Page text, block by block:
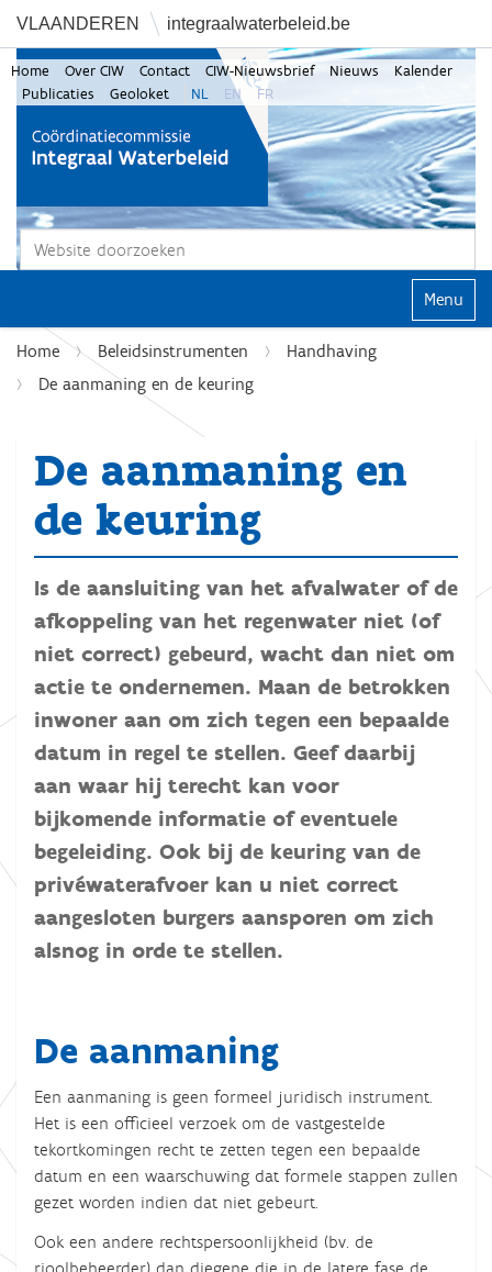
VLAANDEREN integraalwaterbeleid.be
Zoek
Home Over CIW Contact CIW-Nieuwsbrief Nieuws
Kalender
Publicaties
Geoloket NL EN FR
Klap
Home Beleidsinstrumenten
Handhaving
De aanmaning en de keuring
De aanmaning en
de keuring
Is de aansluiting van het afvalwater of de
afkoppeling van het regenwater niet (of
niet correct) gebeurd, wacht dan niet om
actie te ondernemen. Maan de betrokken
inwoner aan om zich tegen een bepaalde
datum in regel te stellen. Geef daarbij
aan waar hij terecht kan voor
bijkomende informatie of eventuele
begeleiding. Ook bij de keuring van de
privéwaterafvoer kan u niet correct
aangesloten burgers aansporen om zich
alsnog in orde te stellen.
De aanmaning
Een aanmaning is geen formeel juridisch instrument.
Het is een officieel verzoek om de vastgestelde
tekortkomingen recht te zetten tegen een bepaalde
datum en een waarschuwing dat formele stappen zullen
gezet worden indien dat niet gebeurt.
Ook een andere rechtspersoonlijkheid (bv. de